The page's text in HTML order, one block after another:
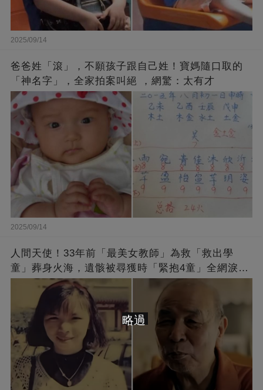
2025/09/14
爸爸姓「滾」，不願孩子跟自己姓！寶媽隨口取的
「神名字」，全家拍案叫絕 ，網驚：太有才
2025/09/14
人間天使！33年前「最美女教師」為救「救出學
童」葬身火海，遺骸被尋獲時「緊抱4童」全網淚
崩：真正的英雄不該被遺忘
略過